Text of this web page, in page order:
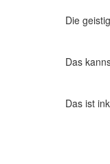
Die
Das
Das ist